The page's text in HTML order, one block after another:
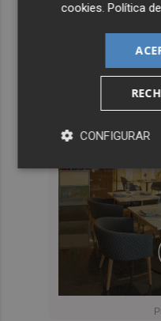
cookies.Política
CONFIGURAR